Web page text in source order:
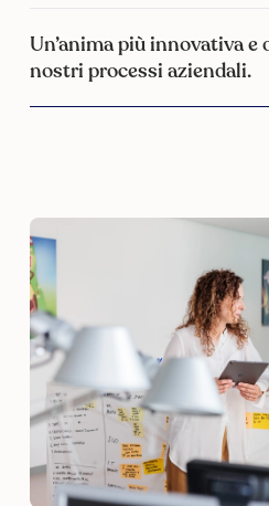
Un’anima più innovativa e
nostri processi aziendali.